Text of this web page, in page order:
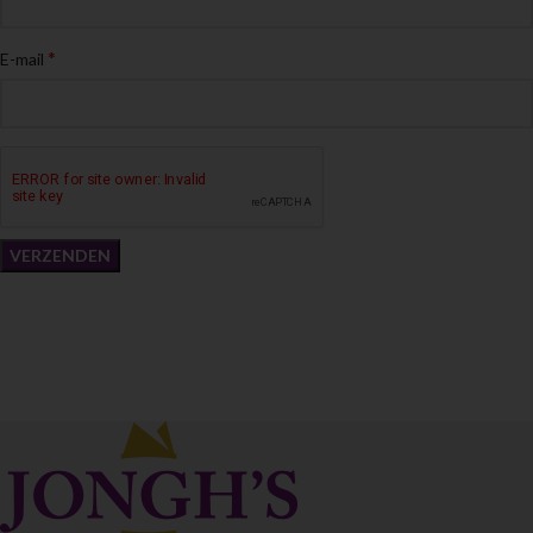
E-mail *